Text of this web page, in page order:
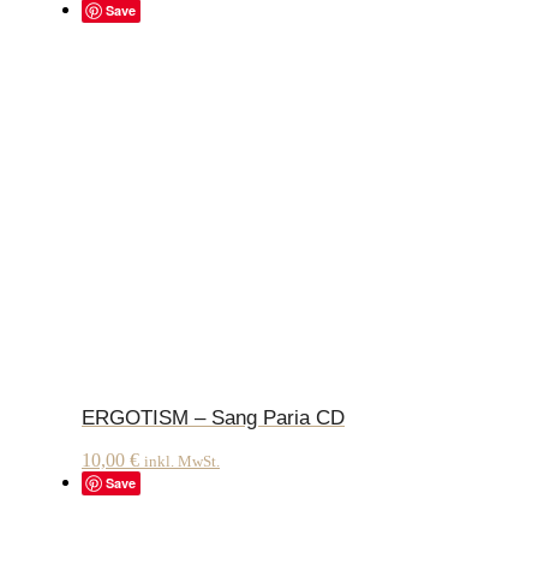
Save
ERGOTISM – Sang Paria CD
10,00 € inkl. MwSt.
Save